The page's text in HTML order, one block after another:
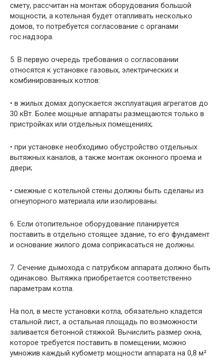
смету, рассчитан на монтаж оборудования большой
мощности, а котельная будет отапливать несколько
домов, то потребуется согласование с органами
гос.надзора.
5. В первую очередь требования о согласовании
относятся к установке газовых, электрических и
комбинированных котлов:
• в жилых домах допускается эксплуатация агрегатов до
30 кВт. Более мощные аппараты размещаются только в
пристройках или отдельных помещениях;
• при установке необходимо обустройство отдельных
вытяжных каналов, а также монтаж оконного проема и
двери;
• смежные с котельной стены должны быть сделаны из
огнеупорного материала или изолированы.
6. Если отопительное оборудование планируется
поставить в отдельно стоящее здание, то его фундамент
и основание жилого дома соприкасаться не должны.
7. Сечение дымохода с патрубком аппарата должно быть
одинаково. Вытяжка приобретается соответственно
параметрам котла.
На пол, в месте установки котла, обязательно кладется
стальной лист, а остальная площадь по возможности
заливается бетонной стяжкой. Вычислить размер окна,
которое требуется поставить в помещении, можно
умножив каждый кубометр мощности аппарата на 0,8 м²